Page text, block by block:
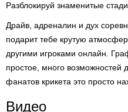
Разблокируй знаменитые
Драйв, адреналин и дух
подарит тебе крутую
другими игроками онлайн.
простое, много
фанатов крикета это просто
Видео